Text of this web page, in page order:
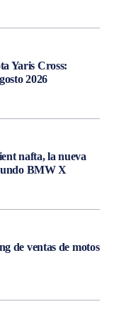
Yaris Cross:
2026
nafta, la nueva
BMW X
de ventas de motos